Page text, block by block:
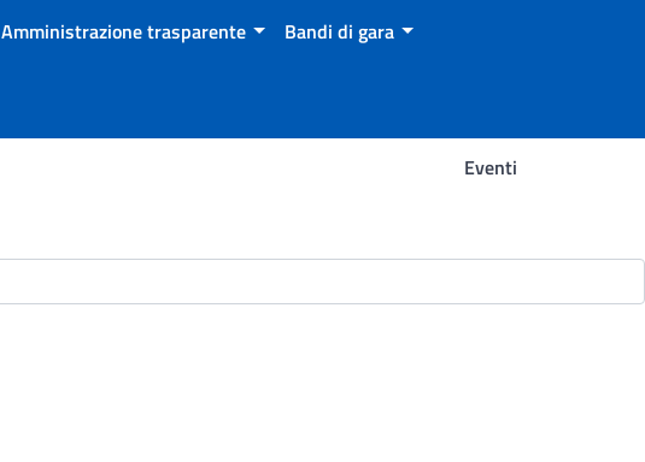
Amministrazione trasparente Bandi di gara
Eventi